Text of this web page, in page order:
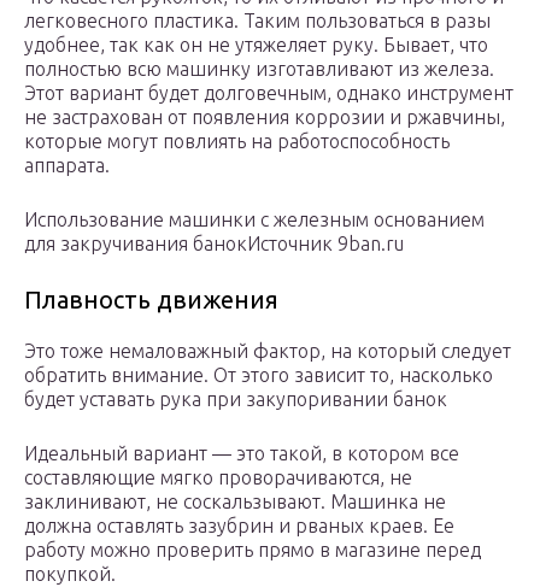
легковесного пластика. Таким пользоваться в разы
удобнее, так как он не утяжеляет руку. Бывает, что
полностью всю машинку изготавливают из железа.
Этот вариант будет долговечным, однако инструмент
не застрахован от появления коррозии и ржавчины,
которые могут повлиять на работоспособность
аппарата.
Использование машинки с железным основанием
для закручивания банокИсточник 9ban.ru
Плавность движения
Это тоже немаловажный фактор, на который следует
обратить внимание. От этого зависит то, насколько
будет уставать рука при закупоривании банок
Идеальный вариант — это такой, в котором все
составляющие мягко проворачиваются, не
заклинивают, не соскальзывают. Машинка не
должна оставлять зазубрин и рваных краев. Ее
работу можно проверить прямо в магазине перед
покупкой.